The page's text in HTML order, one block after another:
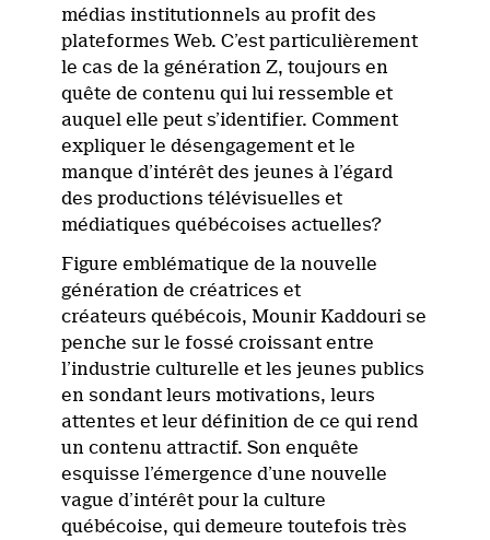
médias institutionnels au profit des
plateformes Web. C’est particulièrement
le cas de la génération Z, toujours en
quête de contenu qui lui ressemble et
auquel elle peut s’identifier. Comment
expliquer le désengagement et le
manque d’intérêt des jeunes à l’égard
des productions télévisuelles et
médiatiques québécoises actuelles?
Figure emblématique de la nouvelle
génération de créatrices et
créateurs québécois, Mounir Kaddouri se
penche sur le fossé croissant entre
l’industrie culturelle et les jeunes publics
en sondant leurs motivations, leurs
attentes et leur définition de ce qui rend
un contenu attractif. Son enquête
esquisse l’émergence d’une nouvelle
vague d’intérêt pour la culture
québécoise, qui demeure toutefois très